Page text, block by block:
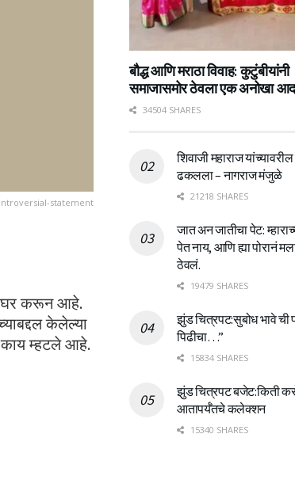
statement
घर करून आहे.
केलेल्या
काय म्हटले आहे.
बौद्ध आणि मराठा विवाह: कुटुंबीयांनी
समाजासमोर ठेवला एक अनोखा
34504 SHARES
शिवाजी महाराज
ढकलला – नागराज मंजुळे
21218 SHARES
जात अन जातीचा पेट:
पेत नाय, आणि ह्या पोरानं
ठेवलं.
19479 SHARES
झुंड चित्रपट:सुबोध भावे ची
पिढीचा…”
15834 SHARES
झुंड चित्रपट बजेट:किती
आतापर्यँतचे कलेक्शन
15340 SHARES